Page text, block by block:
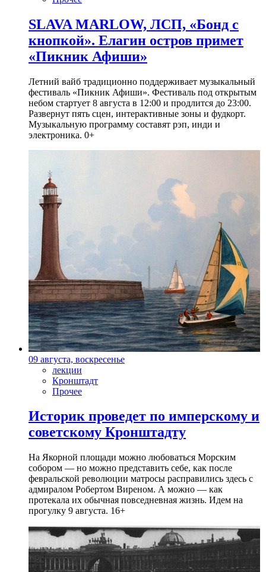
SLAVA MARLOW, ЛСП, «Бонд с
кнопкой». Елагин остров примет
«Пикник Афиши»
Летний вайб традиционно поддерживает музыкальный
фестиваль «Пикник Афиши». Фестиваль под открытым
небом стартует 8 августа в 12:00 и продлится до 23:00.
Развернут пять сцен, интерактивные зоны и фудкорт.
Музыкальную программу составят рэп, инди и
электроника. 0+
09 августа, воскресенье
лекции
Кронштадт
Прочее
Историк проведет по имперскому и
советскому Кронштадту
На Якорной площади можно любоваться Морским
собором — но можно представить себе, как после
февральской революции матросы расправились здесь с
адмиралом Робертом Виреном. А можно — как
протекала их обычная повседневная жизнь. Идем на
прогулку 9 августа. 16+